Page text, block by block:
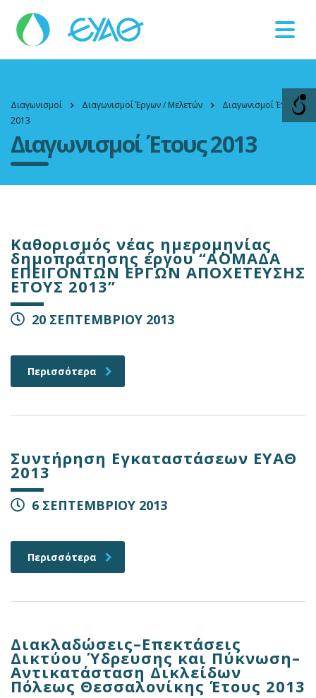
11124
Διαγωνισμοί Διαγωνισμοί Έργων / Μελετών
Διαγωνισμοί Έτους
2013
Διαγωνισμοί Έτους 2013
Καθορισμός νέας ημερομηνίας
δημοπράτησης έργου “Α΄ΟΜΑΔΑ
ΕΠΕΙΓΟΝΤΩΝ ΕΡΓΩΝ ΑΠΟΧΕΤΕΥΣΗΣ
ΕΤΟΥΣ 2013”
20 ΣΕΠΤΕΜΒΡΙΟΥ 2013
Περισσότερα
Συντήρηση Εγκαταστάσεων ΕΥΑΘ
2013
6 ΣΕΠΤΕΜΒΡΙΟΥ 2013
Περισσότερα
Διακλαδώσεις–Επεκτάσεις
Δικτύου Ύδρευσης και Πύκνωση–
Αντικατάσταση Δικλείδων
Πόλεως Θεσσαλονίκης Έτους 2013